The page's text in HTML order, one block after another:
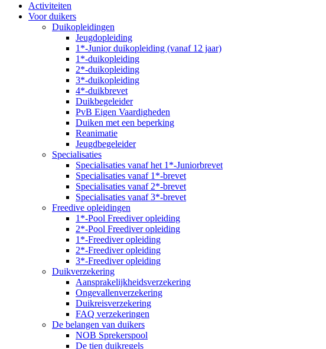
Activiteiten
Voor duikers
Duikopleidingen
Jeugdopleiding
1*-Junior duikopleiding (vanaf 12 jaar)
1*-duikopleiding
2*-duikopleiding
3*-duikopleiding
4*-duikbrevet
Duikbegeleider
PvB Eigen Vaardigheden
Duiken met een beperking
Reanimatie
Jeugdbegeleider
Specialisaties
Specialisaties vanaf het 1*-Juniorbrevet
Specialisaties vanaf 1*-brevet
Specialisaties vanaf 2*-brevet
Specialisaties vanaf 3*-brevet
Freedive opleidingen
1*-Pool Freediver opleiding
2*-Pool Freediver opleiding
1*-Freediver opleiding
2*-Freediver opleiding
3*-Freediver opleiding
Duikverzekering
Aansprakelijkheidsverzekering
Ongevallenverzekering
Duikreisverzekering
FAQ verzekeringen
De belangen van duikers
NOB Sprekerspool
De tien duikregels